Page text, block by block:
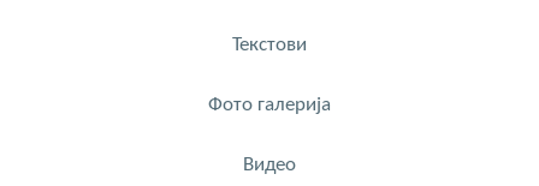
Текстови
Фото галерија
Видео